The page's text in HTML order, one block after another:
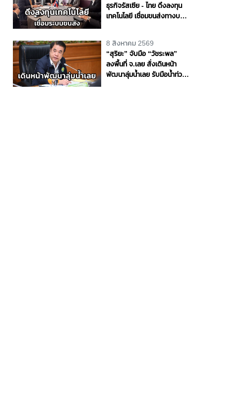
ธุรกิจรัสเซีย - ไทย ดึงลงทุน
เทคโนโลยี เชื่อมขนส่งทางบก -
8 สิงหาคม 2569
“สุริยะ” จับมือ “วัชระพล”
ลงพื้นที่ จ.เลย สั่งเดินหน้า
พัฒนาลุ่มน้ำเลย รับมือน้ำท่วม